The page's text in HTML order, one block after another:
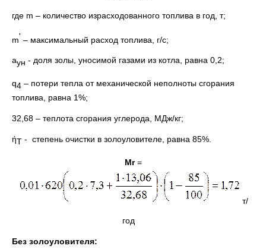
где m – количество израсходованного топлива в год, т;
m' – максимальный расход топлива, г/с;
аун - доля золы, уносимой газами из котла, равна 0,2;
q4 – потери тепла от механической неполноты сгорания
топлива, равна 1%;
32,68 – теплота сгорания углерода, МДж/кг;
ήT - степень очистки в золоуловителе, равна 85%.
Мr=
т/
год
Без золоуловителя: